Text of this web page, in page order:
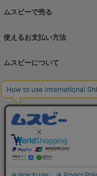
ムスビーで売る
使えるお支払い方法
ムスビーについて
運営会社
お
カスタ
月～金 9:00～
Copyright © 2006-2026